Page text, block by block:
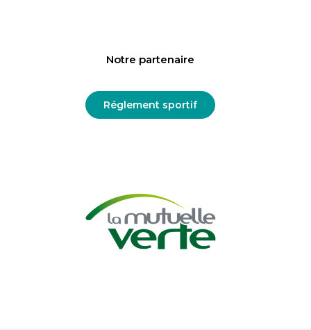
Notre partenaire
Réglement sportif